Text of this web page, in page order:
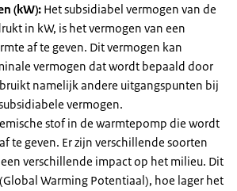
(kW): Het subsidiabel vermogen van de
in kW, is het vermogen van een
af te geven. Dit vermogen kan
vermogen dat wordt bepaald door
namelijk andere uitgangspunten bij
vermogen.
stof in de warmtepomp die wordt
te geven. Er zijn verschillende soorten
verschillende impact op het milieu. Dit
Warming Potentiaal), hoe lager het